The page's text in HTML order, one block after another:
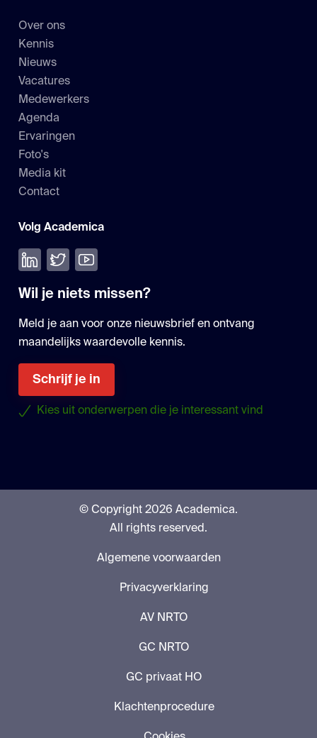
Over ons
Kennis
Nieuws
Vacatures
Medewerkers
Agenda
Ervaringen
Foto's
Media kit
Contact
Volg Academica
Volg ons op LinkedIn
Volg ons op Twitter
Bekijk onze YouTube
Wil je niets missen?
Meld je aan voor onze nieuwsbrief en ontvang
maandelijks waardevolle kennis.
Schrijf je in
Kies uit onderwerpen die je interessant vind
© Copyright 2026 Academica.
All rights reserved.
Algemene voorwaarden
Privacyverklaring
AV NRTO
GC NRTO
GC privaat HO
Klachtenprocedure